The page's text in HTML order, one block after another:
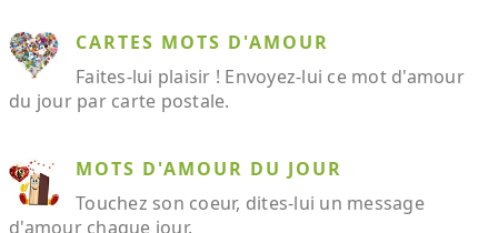
CARTES MOTS D'AMOUR
Faites-lui plaisir ! Envoyez-lui ce mot d'amour
du jour par carte postale.
MOTS D'AMOUR DU JOUR
Touchez son coeur, dites-lui un message
d'amour chaque jour.